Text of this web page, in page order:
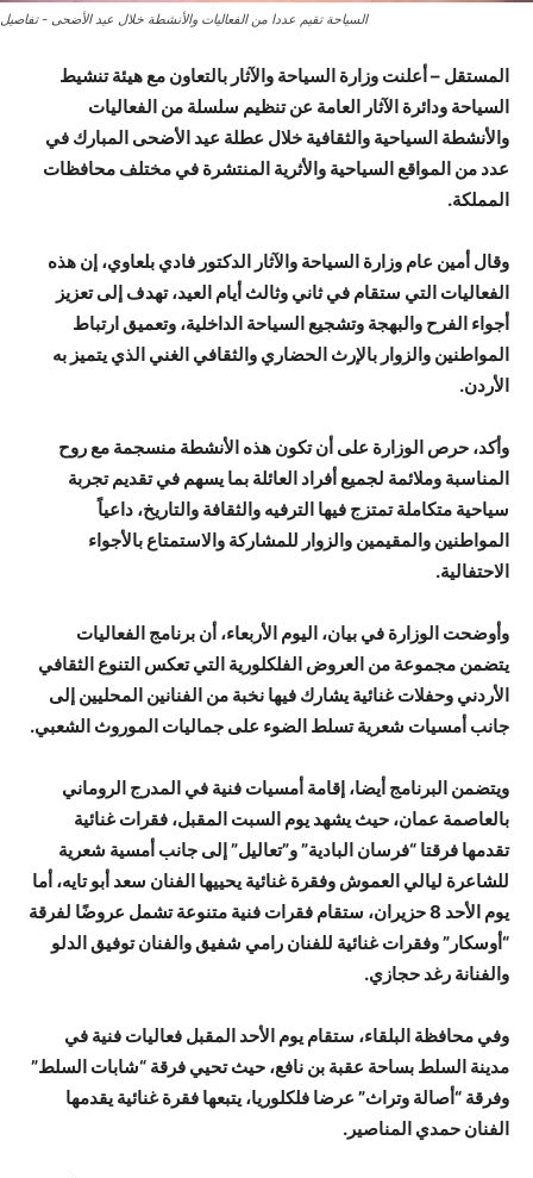
السياحة تقيم عددا من الفعاليات والأنشطة خلال عيد الأضحى - تفاصيل
المستقل – أعلنت وزارة السياحة والآثار بالتعاون مع هيئة تنشيط
السياحة ودائرة الآثار العامة عن تنظيم سلسلة من الفعاليات
والأنشطة السياحية والثقافية خلال عطلة عيد الأضحى المبارك في
عدد من المواقع السياحية والأثرية المنتشرة في مختلف محافظات
المملكة.
وقال أمين عام وزارة السياحة والآثار الدكتور فادي بلعاوي، إن هذه
الفعاليات التي ستقام في ثاني وثالث أيام العيد، تهدف إلى تعزيز
أجواء الفرح والبهجة وتشجيع السياحة الداخلية، وتعميق ارتباط
المواطنين والزوار بالإرث الحضاري والثقافي الغني الذي يتميز به
الأردن.
وأكد، حرص الوزارة على أن تكون هذه الأنشطة منسجمة مع روح
المناسبة وملائمة لجميع أفراد العائلة بما يسهم في تقديم تجربة
سياحية متكاملة تمتزج فيها الترفيه والثقافة والتاريخ، داعياً
المواطنين والمقيمين والزوار للمشاركة والاستمتاع بالأجواء
الاحتفالية.
وأوضحت الوزارة في بيان، اليوم الأربعاء، أن برنامج الفعاليات
يتضمن مجموعة من العروض الفلكلورية التي تعكس التنوع الثقافي
الأردني وحفلات غنائية يشارك فيها نخبة من الفنانين المحليين إلى
جانب أمسيات شعرية تسلط الضوء على جماليات الموروث الشعبي.
ويتضمن البرنامج أيضا، إقامة أمسيات فنية في المدرج الروماني
بالعاصمة عمان، حيث يشهد يوم السبت المقبل، فقرات غنائية
تقدمها فرقتا “فرسان البادية” و”تعاليل” إلى جانب أمسية شعرية
للشاعرة ليالي العموش وفقرة غنائية يحييها الفنان سعد أبو تايه، أما
يوم الأحد 8 حزيران، ستقام فقرات فنية متنوعة تشمل عروضًا لفرقة
“أوسكار” وفقرات غنائية للفنان رامي شفيق والفنان توفيق الدلو
والفنانة رغد حجازي.
وفي محافظة البلقاء، ستقام يوم الأحد المقبل فعاليات فنية في
مدينة السلط بساحة عقبة بن نافع، حيث تحيي فرقة “شابات السلط”
وفرقة “أصالة وتراث” عرضا فلكلوريا، يتبعها فقرة غنائية يقدمها
الفنان حمدي المناصير.